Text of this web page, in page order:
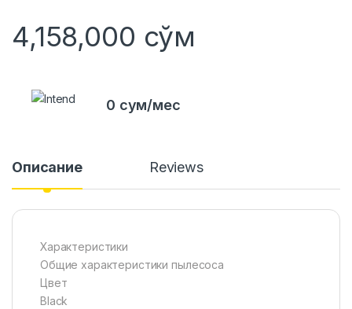
4,158,000 сўм
0 сум/мес
Описание Reviews
Характеристики
Общие характеристики пылесоса
Цвет
Black